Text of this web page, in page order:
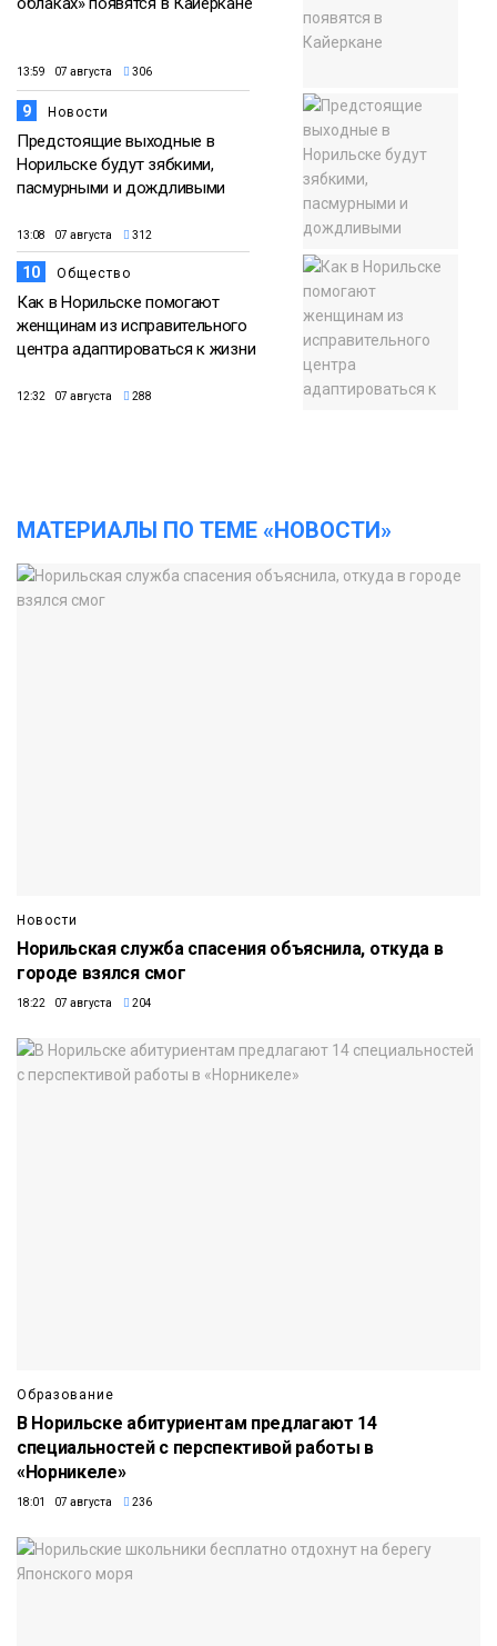
13:59 07 августа 306
9 Новости
Предстоящие выходные в
Норильске будут зябкими,
пасмурными и дождливыми
13:08 07 августа 312
10 Общество
Как в Норильске помогают
женщинам из исправительного
центра адаптироваться к жизни
12:32 07 августа 288
МАТЕРИАЛЫ ПО ТЕМЕ «НОВОСТИ»
Новости
Норильская служба спасения объяснила, откуда в
городе взялся смог
18:22 07 августа 204
Образование
В Норильске абитуриентам предлагают 14
специальностей с перспективой работы в
«Норникеле»
18:01 07 августа 236